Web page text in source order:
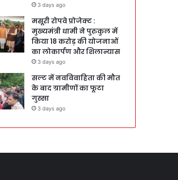
3 days ago
मसूरी रोपवे प्रोजेक्ट :
मुख्‍यमंत्री धामी ने पुरुकुल में
किया 18 करोड़ की योजनाओं
का लोकार्पण और शिलान्यास
3 days ago
सल्ट में नवविवाहिता की मौत
के बाद ग्रामीणों का फूटा
गुस्सा
3 days ago